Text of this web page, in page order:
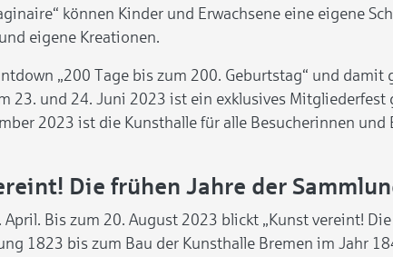
können Kinder und Erwachsene eine eigene
eigene Kreationen.
„200 Tage bis zum 200. Geburtstag“ und
23. und 24. Juni 2023 ist ein exklusives Mitgliederfest
2023 ist die Kunsthalle für alle Besucherinnen und
Die frühen Jahre der
Bis zum 20. August 2023 blickt „Kunst vereint!
1823 bis zum Bau der Kunsthalle Bremen im Jahr